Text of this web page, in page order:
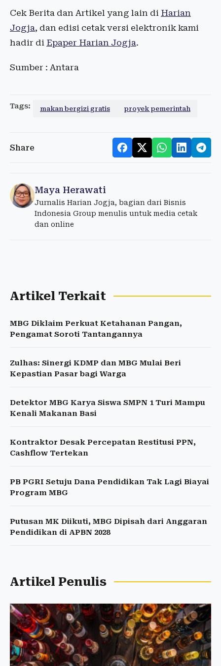
Cek Berita dan Artikel yang lain di Harian
Jogja, dan edisi cetak versi elektronik kami
hadir di Epaper Harian Jogja.
Sumber : Antara
Tags: makan bergizi gratis proyek pemerintah
Share
Maya Herawati
Jurnalis Harian Jogja, bagian dari Bisnis
Indonesia Group menulis untuk media cetak
dan online
Artikel Terkait
MBG Diklaim Perkuat Ketahanan Pangan,
Pengamat Soroti Tantangannya
Zulhas: Sinergi KDMP dan MBG Mulai Beri
Kepastian Pasar bagi Warga
Detektor MBG Karya Siswa SMPN 1 Turi Mampu
Kenali Makanan Basi
Kontraktor Desak Percepatan Restitusi PPN,
Cashflow Tertekan
PB PGRI Setuju Dana Pendidikan Tak Lagi Biayai
Program MBG
Putusan MK Diikuti, MBG Dipisah dari Anggaran
Pendidikan di APBN 2028
Artikel Penulis